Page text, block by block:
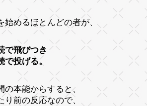
始めるほとんどの者が、
で飛びつき
で投げる。
の本能からすると、
り前の反応なので、